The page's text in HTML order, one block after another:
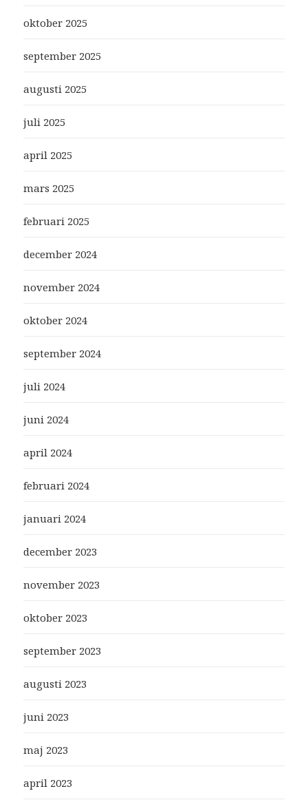
oktober 2025
september 2025
augusti 2025
juli 2025
april 2025
mars 2025
februari 2025
december 2024
november 2024
oktober 2024
september 2024
juli 2024
juni 2024
april 2024
februari 2024
januari 2024
december 2023
november 2023
oktober 2023
september 2023
augusti 2023
juni 2023
maj 2023
april 2023